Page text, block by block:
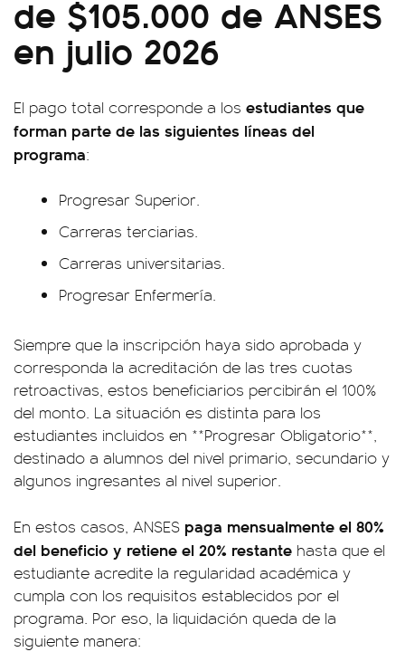
de $105.000 de ANSES
en julio 2026
El pago total corresponde a los estudiantes que
forman parte de las siguientes líneas del
programa:
Progresar Superior.
Carreras terciarias.
Carreras universitarias.
Progresar Enfermería.
Siempre que la inscripción haya sido aprobada y
corresponda la acreditación de las tres cuotas
retroactivas, estos beneficiarios percibirán el 100%
del monto. La situación es distinta para los
estudiantes incluidos en **Progresar Obligatorio**,
destinado a alumnos del nivel primario, secundario y
algunos ingresantes al nivel superior.
En estos casos, ANSES paga mensualmente el 80%
del beneficio y retiene el 20% restante hasta que el
estudiante acredite la regularidad académica y
cumpla con los requisitos establecidos por el
programa. Por eso, la liquidación queda de la
siguiente manera: